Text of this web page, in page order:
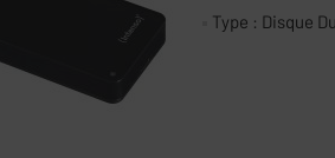
Type : Disque